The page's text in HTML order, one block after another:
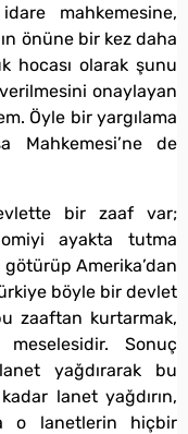
mahkemesine,
önüne bir kez daha
hocası olarak şunu
onaylayan
Öyle bir yargılama
Mahkemesi’ne de
bir zaaf var;
ayakta tutma
Amerika’dan
böyle bir devlet
zaaftan kurtarmak,
Sonuç
yağdırarak bu
lanet yağdırın,
o lanetlerin hiçbir